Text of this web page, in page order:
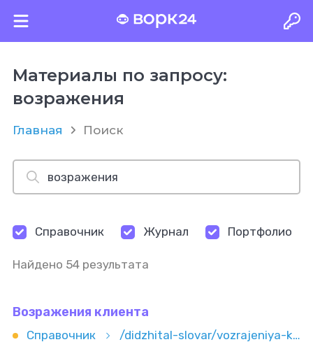
Материалы по запросу:
возражения
Главная Поиск
Справочник Журнал Портфолио
Найдено 54 результата
Возражения клиента
Справочник /didzhital-slovar/vozrajeniya-klienta